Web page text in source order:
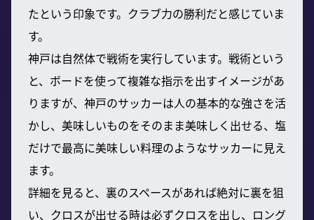
たという印象です。クラブ力の勝利だと感じていま
す。
神戸は自然体で戦術を実行しています。戦術という
と、ボードを使って複雑な指示を出すイメージがあ
りますが、神戸のサッカーは人の基本的な強さを活
かし、美味しいものをそのまま美味しく出せる、塩
だけで最高に美味しい料理のようなサッカーに見え
ます。
詳細を見ると、裏のスペースがあれば絶対に裏を狙
い、クロスが出せる時は必ずクロスを出し、ロング